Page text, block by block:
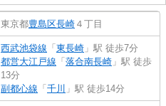
東京都豊島区長崎 ４丁目
西武池袋線 「 東長崎 」駅 徒歩7分
都営大江戸線 「 落合南長崎 」駅 徒歩
13分
副都心線 「 千川 」駅 徒歩14分